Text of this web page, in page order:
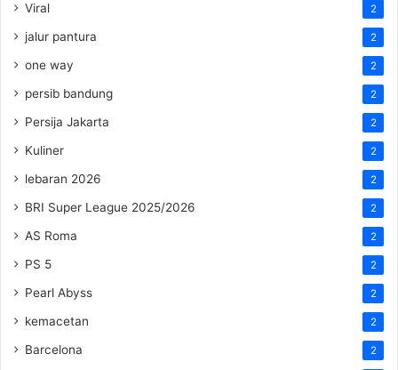
Viral 2
jalur pantura 2
one way 2
persib bandung 2
Persija Jakarta 2
Kuliner 2
lebaran 2026 2
BRI Super League 2025/2026 2
AS Roma 2
PS 5 2
Pearl Abyss 2
kemacetan 2
Barcelona 2